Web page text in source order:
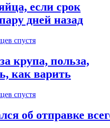
если срок
дней назад
спустя
крупа, польза,
как варить
спустя
об отправке